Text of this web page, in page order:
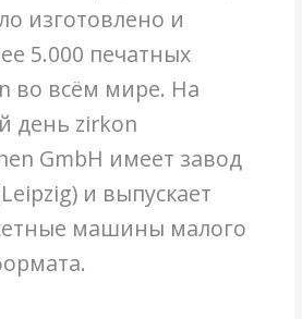
изготовлено и
5.000 печатных
во всём мире. На
день zirkon
GmbH имеет завод
и выпускает
машины малого